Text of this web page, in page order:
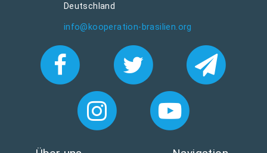
Deutschland
info@kooperation-brasilien.org